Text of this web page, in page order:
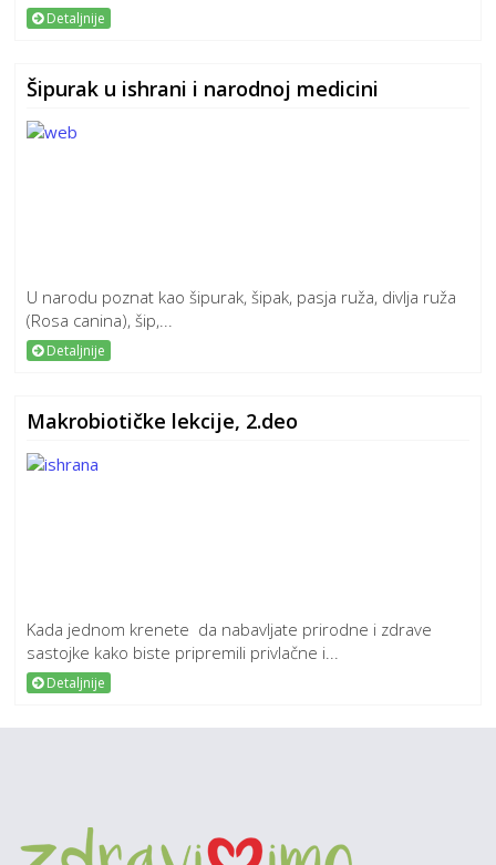
Detaljnije
Šipurak u ishrani i narodnoj medicini
U narodu poznat kao šipurak, šipak, pasja ruža, divlja ruža
(Rosa canina), šip,...
Detaljnije
Makrobiotičke lekcije, 2.deo
Kada jednom krenete da nabavljate prirodne i zdrave
sastojke kako biste pripremili privlačne i...
Detaljnije